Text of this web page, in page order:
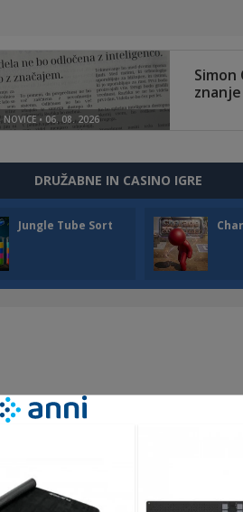
DRUŽABNE IN CASINO IGRE
Jungle Tube Sort
skupno površino plošče s svojimi